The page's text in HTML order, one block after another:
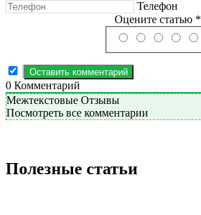
Телефон
Оцените статью *
0 Комментарий
Межтекстовые Отзывы
Посмотреть все комментарии
Полезные статьи